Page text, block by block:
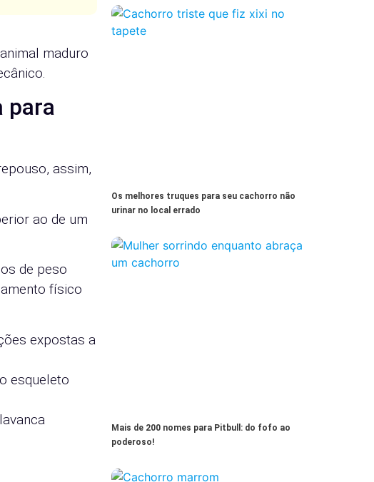
maduro
para
assim,
ao de um
de peso
físico
expostas a
esqueleto
Os melhores truques para seu cachorro não
urinar no local errado
Mais de 200 nomes para Pitbull: do fofo ao
poderoso!